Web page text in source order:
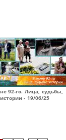
92-го. Лица, судьбы,
истории - 19/06/25